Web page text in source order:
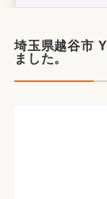
埼玉県越谷市
ました。